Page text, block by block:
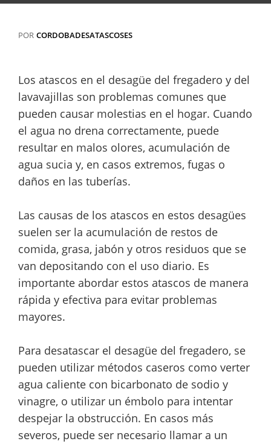
POR CORDOBADESATASCOSES
Los atascos en el desagüe del fregadero y del
lavavajillas son problemas comunes que
pueden causar molestias en el hogar. Cuando
el agua no drena correctamente, puede
resultar en malos olores, acumulación de
agua sucia y, en casos extremos, fugas o
daños en las tuberías.
Las causas de los atascos en estos desagües
suelen ser la acumulación de restos de
comida, grasa, jabón y otros residuos que se
van depositando con el uso diario. Es
importante abordar estos atascos de manera
rápida y efectiva para evitar problemas
mayores.
Para desatascar el desagüe del fregadero, se
pueden utilizar métodos caseros como verter
agua caliente con bicarbonato de sodio y
vinagre, o utilizar un émbolo para intentar
despejar la obstrucción. En casos más
severos, puede ser necesario llamar a un